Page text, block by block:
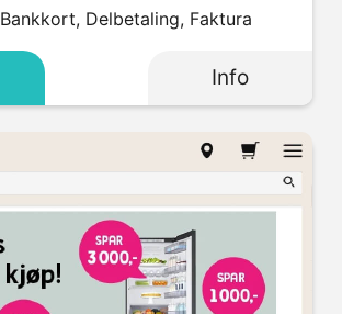
Bankkort, Delbetaling, Faktura
Info